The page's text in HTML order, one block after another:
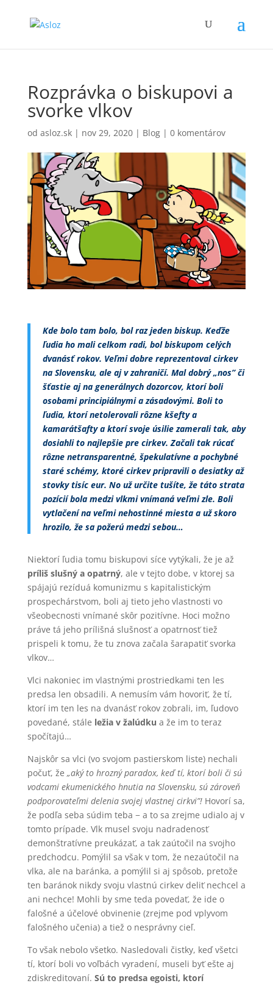
Rozprávka o biskupovi a
svorke vlkov
od asloz.sk| nov 29, 2020| Blog| 0 komentárov
Kde bolo tam bolo, bol raz jeden biskup. Keďže
ľudia ho mali celkom radi, bol biskupom celých
dvanásť rokov. Veľmi dobre reprezentoval cirkev
na Slovensku, ale aj v zahraničí. Mal dobrý „nos” či
šťastie aj na generálnych dozorcov, ktorí boli
osobami principiálnymi a zásadovými. Boli to
ľudia, ktorí netolerovali rôzne kšefty a
kamarátšafty a ktorí svoje úsilie zamerali tak, aby
dosiahli to najlepšie pre cirkev. Začali tak rúcať
rôzne netransparentné, špekulatívne a pochybné
staré schémy, ktoré cirkev pripravili o desiatky až
stovky tisíc eur. No už určite tušíte, že táto strata
pozícií bola medzi vlkmi vnímaná veľmi zle. Boli
vytlačení na veľmi nehostinné miesta a už skoro
hrozilo, že sa požerú medzi sebou…
Niektorí ľudia tomu biskupovi síce vytýkali, že je až
príliš slušný a opatrný, ale v tejto dobe, v ktorej sa
spájajú rezíduá komunizmu s kapitalistickým
prospechárstvom, boli aj tieto jeho vlastnosti vo
všeobecnosti vnímané skôr pozitívne. Hoci možno
práve tá jeho prílišná slušnosť a opatrnosť tiež
prispeli k tomu, že tu znova začala šarapatiť svorka
vlkov…
Vlci nakoniec im vlastnými prostriedkami ten les
predsa len obsadili. A nemusím vám hovoriť, že tí,
ktorí im ten les na dvanásť rokov zobrali, im, ľudovo
povedané, stále ležia v žalúdku a že im to teraz
spočítajú…
Najskôr sa vlci (vo svojom pastierskom liste) nechali
počuť, že „aký to hrozný paradox, keď tí, ktorí boli či sú
vodcami ekumenického hnutia na Slovensku, sú zároveň
podporovateľmi delenia svojej vlastnej cirkvi”!Hovorí sa,
že podľa seba súdim teba − a to sa zrejme udialo aj v
tomto prípade. Vlk musel svoju nadradenosť
demonštratívne preukázať, a tak zaútočil na svojho
predchodcu. Pomýlil sa však v tom, že nezaútočil na
vlka, ale na baránka, a pomýlil si aj spôsob, pretože
ten baránok nikdy svoju vlastnú cirkev deliť nechcel a
ani nechce! Mohli by sme teda povedať, že ide o
falošné a účelové obvinenie (zrejme pod vplyvom
falošného učenia) a tiež o nesprávny cieľ.
To však nebolo všetko. Nasledovali čistky, keď všetci
tí, ktorí boli vo voľbách vyradení, museli byť ešte aj
zdiskreditovaní. Sú to predsa egoisti, ktorí